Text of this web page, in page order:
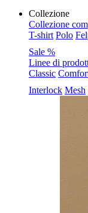
Collezione
Collezione
T-shirt Polo
Sale %
Linee di
Classic
Interlock Mesh